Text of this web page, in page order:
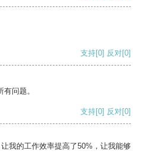
支持[0] 反对[0]
问题。
支持[0] 反对[0]
我的工作效率提高了50%，让我能够